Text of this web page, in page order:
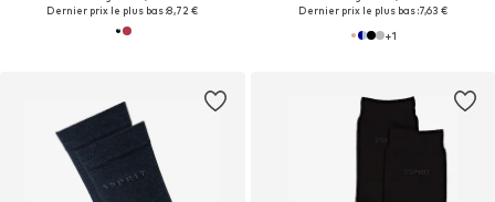
Dernier prix le plus bas :8,72 €
Dernier prix le plus bas :7,63 €
+1